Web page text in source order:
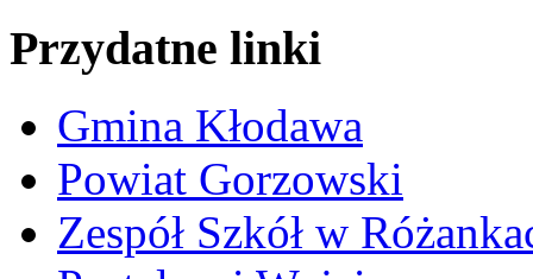
Przydatne linki
Gmina Kłodawa
Powiat Gorzowski
Zespół Szkół w